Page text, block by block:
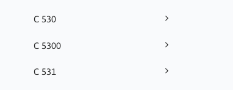
C 530
C 5300
C 531